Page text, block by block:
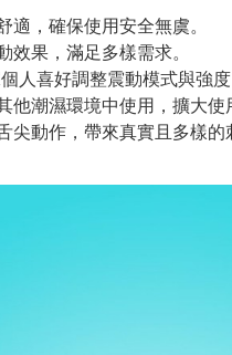
適，確保使用安全無虞。
效果，滿足多樣需求。
人喜好調整震動模式與強
他潮濕環境中使用，擴大使
尖動作，帶來真實且多樣的